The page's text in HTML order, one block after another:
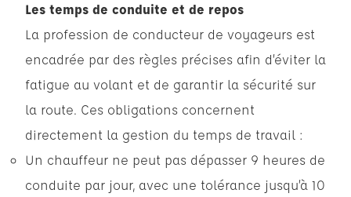
Les temps de conduite et de repos
La profession de conducteur de voyageurs est
encadrée par des règles précises afin d’éviter la
fatigue au volant et de garantir la sécurité sur
la route. Ces obligations concernent
directement la gestion du temps de travail :
Un chauffeur ne peut pas dépasser 9 heures de
conduite par jour, avec une tolérance jusqu’à 10